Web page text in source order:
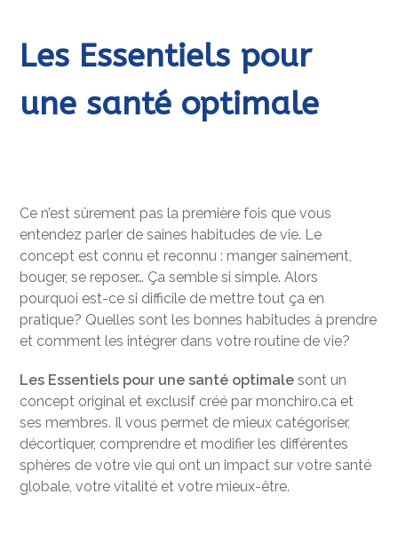
Les Essentiels pour
une santé optimale
Ce n’est sûrement pas la première fois que vous
entendez parler de saines habitudes de vie. Le
concept est connu et reconnu : manger sainement,
bouger, se reposer… Ça semble si simple. Alors
pourquoi est-ce si difficile de mettre tout ça en
pratique? Quelles sont les bonnes habitudes à prendre
et comment les intégrer dans votre routine de vie?
Les Essentiels pour une santé optimale sont un
concept original et exclusif créé par monchiro.ca et
ses membres. Il vous permet de mieux catégoriser,
décortiquer, comprendre et modifier les différentes
sphères de votre vie qui ont un impact sur votre santé
globale, votre vitalité et votre mieux-être.